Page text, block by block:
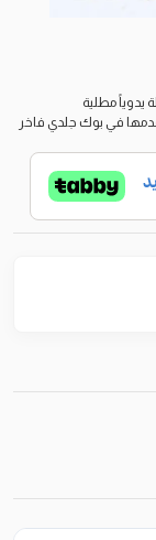
يدوياً مطلية
في بوك جلدي فاخر